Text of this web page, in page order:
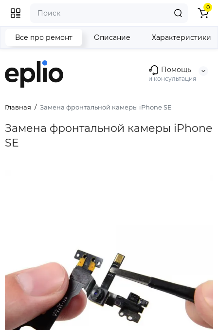
Помощь
и консультация
0
Главная Замена фронтальной камеры iPhone SE
Замена фронтальной камеры iPhone
SE
Все про ремонт Описание Характеристики